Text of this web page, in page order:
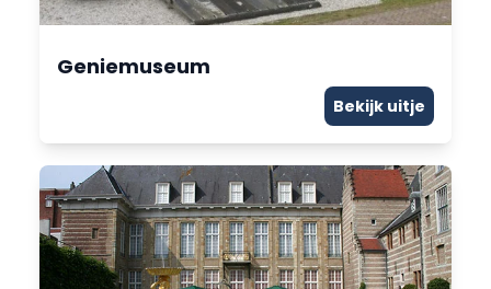
Geniemuseum
Bekijk uitje